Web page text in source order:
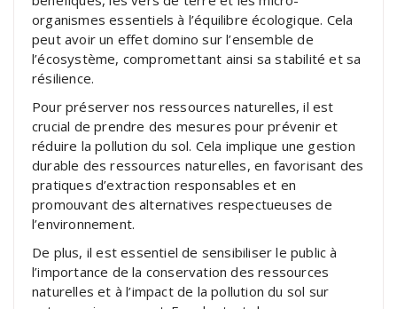
organismes essentiels à l’équilibre écologique. Cela
peut avoir un effet domino sur l’ensemble de
l’écosystème, compromettant ainsi sa stabilité et sa
résilience.
Pour préserver nos ressources naturelles, il est
crucial de prendre des mesures pour prévenir et
réduire la pollution du sol. Cela implique une gestion
durable des ressources naturelles, en favorisant des
pratiques d’extraction responsables et en
promouvant des alternatives respectueuses de
l’environnement.
De plus, il est essentiel de sensibiliser le public à
l’importance de la conservation des ressources
naturelles et à l’impact de la pollution du sol sur